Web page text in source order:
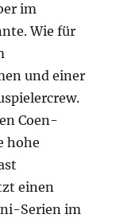
im
Wie für
und einer
Coen-
hohe
einen
Serien im